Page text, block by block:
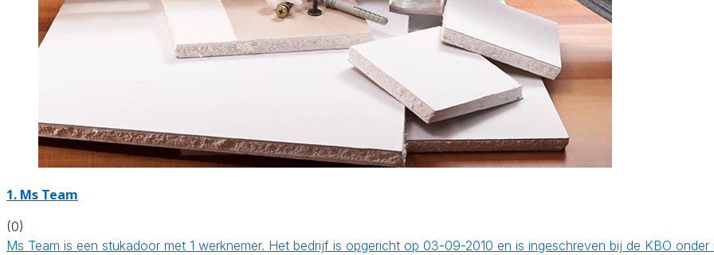
1. Ms Team
(0)
Ms Team is een stukadoor met 1 werknemer. Het bedrijf is opgericht op 03-09-2010 en is ingeschreven bij de KBO onder